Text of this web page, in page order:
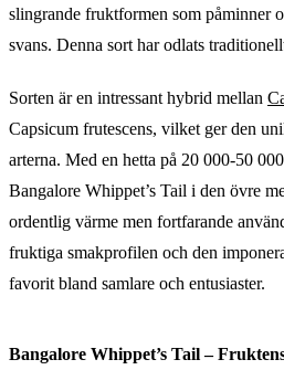
slingrande fruktformen som påminner
svans. Denna sort har odlats
Sorten är en intressant hybrid mellan
Capsicum frutescens, vilket ger den
arterna. Med en hetta på 20 000-50
Bangalore Whippet’s Tail i den övre
ordentlig värme men fortfarande
fruktiga smakprofilen och den
favorit bland samlare och entusiaster.
Bangalore Whippet’s Tail –